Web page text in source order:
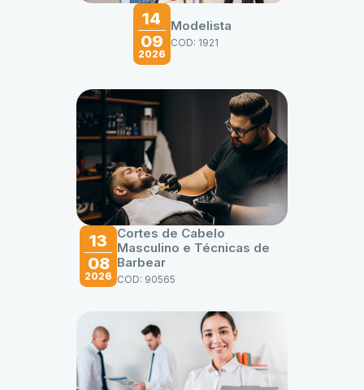
14
09
2026
Modelista
COD: 1921
13
08
2026
Cortes de Cabelo
Masculino e Técnicas de
Barbear
COD: 90565